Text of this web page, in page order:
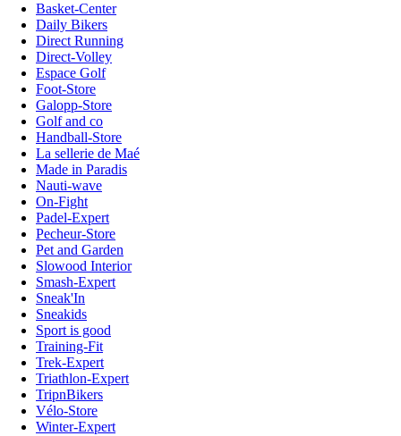
Basket-Center
Daily Bikers
Direct Running
Direct-Volley
Espace Golf
Foot-Store
Galopp-Store
Golf and co
Handball-Store
La sellerie de Maé
Made in Paradis
Nauti-wave
On-Fight
Padel-Expert
Pecheur-Store
Pet and Garden
Slowood Interior
Smash-Expert
Sneak'In
Sneakids
Sport is good
Training-Fit
Trek-Expert
Triathlon-Expert
TripnBikers
Vélo-Store
Winter-Expert